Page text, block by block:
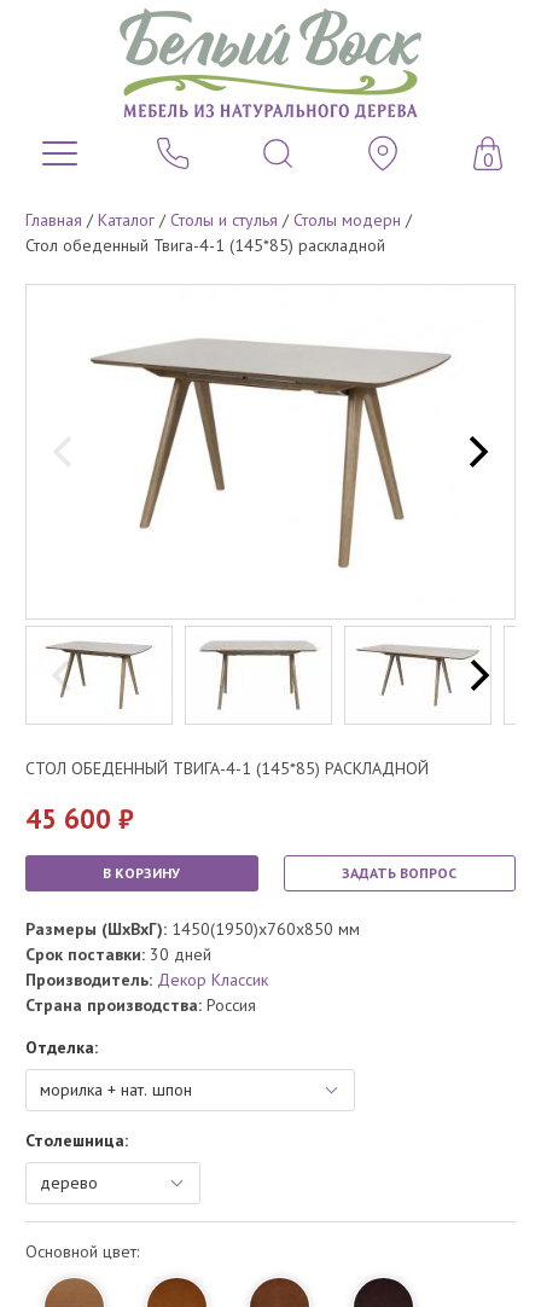
0
Главная /Каталог / Столы и стулья / Столы модерн /
Стол обеденный Твига-4-1 (145*85) раскладной
СТОЛ ОБЕДЕННЫЙ ТВИГА-4-1 (145*85) РАСКЛАДНОЙ
45 600
В КОРЗИНУ ЗАДАТЬ ВОПРОС
Размеры (ШхВхГ): 1450(1950)x760x850 мм
Срок поставки: 30 дней
Производитель: Декор Классик
Страна производства: Россия
Отделка:
Столешница:
Основной цвет: